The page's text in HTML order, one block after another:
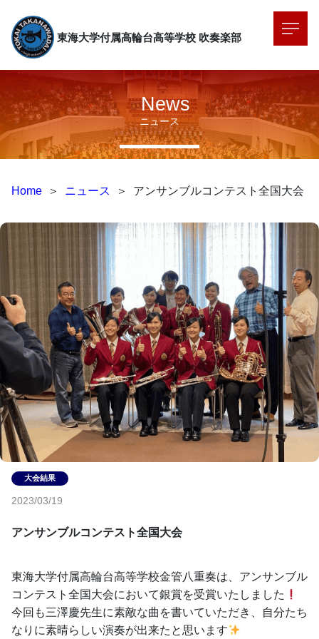
東海大学付属高輪台高等学校 吹奏楽部
ニュース
News
Home ＞ ニュース ＞ アンサンブルコンテスト全国大会
2023/03/19
アンサンブルコンテスト全国大会
東海大学付属高輪台高等学校金管八重奏は、アンサンブル
コンテスト全国大会において銀賞を受賞いたしました
今回も三澤慶先生に素敵な曲を書いていただき、自分たち
なりに素晴らしい演奏が出来たと思います